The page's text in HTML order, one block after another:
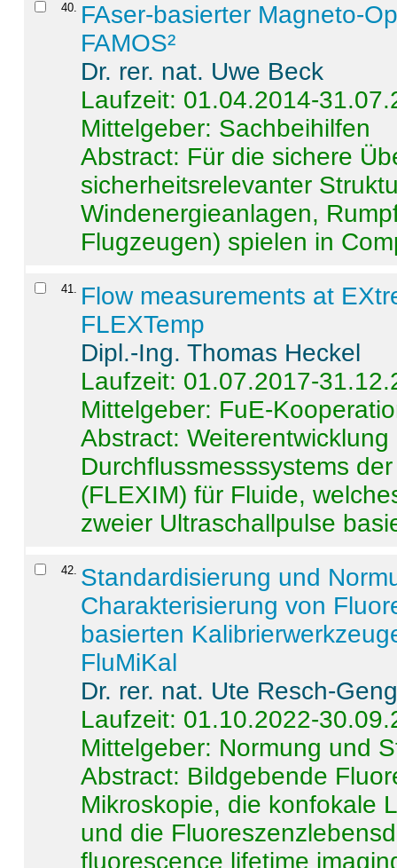
40. FAser-basierter Magneto-
FAMOS²
Dr. rer. nat. Uwe Beck
Laufzeit: 01.04.2014-
Mittelgeber: Sachbeihilfen
Abstract: Für die sichere
sicherheitsrelevanter
Windenergieanlagen,
Flugzeugen) spielen in
41. Flow measurements at
FLEXTemp
Dipl.-Ing. Thomas Heckel
Laufzeit: 01.07.2017-
Mittelgeber: FuE-
Abstract:
Durchflussmesssystems
(FLEXIM) für Fluide,
zweier Ultraschallpulse
42. Standardisierung und
Charakterisierung von
basierten
FluMiKal
Dr. rer. nat. Ute Resch-
Laufzeit: 01.10.2022-
Mittelgeber: Normung und
Abstract: Bildgebende
Mikroskopie, die konfokale
und die
fluorescence lifetime